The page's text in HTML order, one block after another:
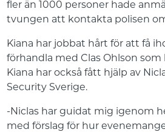
fler än 1000 personer hade
tvungen att kontakta polisen
Kiana har jobbat hårt för att få
förhandla med Clas Ohlson
Kiana har också fått hjälp av
Security Sverige.
-Niclas har guidat mig igenom
med förslag för hur